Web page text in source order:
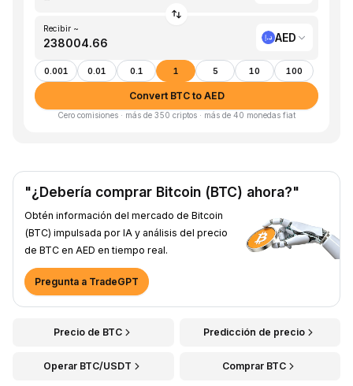
Recibir ~
AED
0.001 0.01 0.1 1 5 10 100
Convert BTC to AED
Cero comisiones · más de 350 criptos · más de 40 monedas fiat
"¿Debería comprar Bitcoin (BTC) ahora?"
Obtén información del mercado de Bitcoin
(BTC) impulsada por IA y análisis del precio
de BTC en AED en tiempo real.
Pregunta a TradeGPT
Precio de BTC Predicción de precio
Operar BTC/USDT Comprar BTC